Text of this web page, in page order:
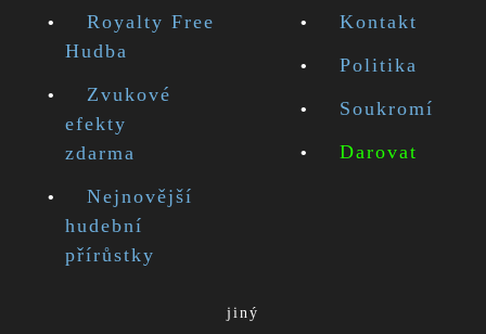
Royalty Free
Hudba
Zvukové
efekty
zdarma
Nejnovější
hudební
přírůstky
Kontakt
Politika
Soukromí
Darovat
jiný